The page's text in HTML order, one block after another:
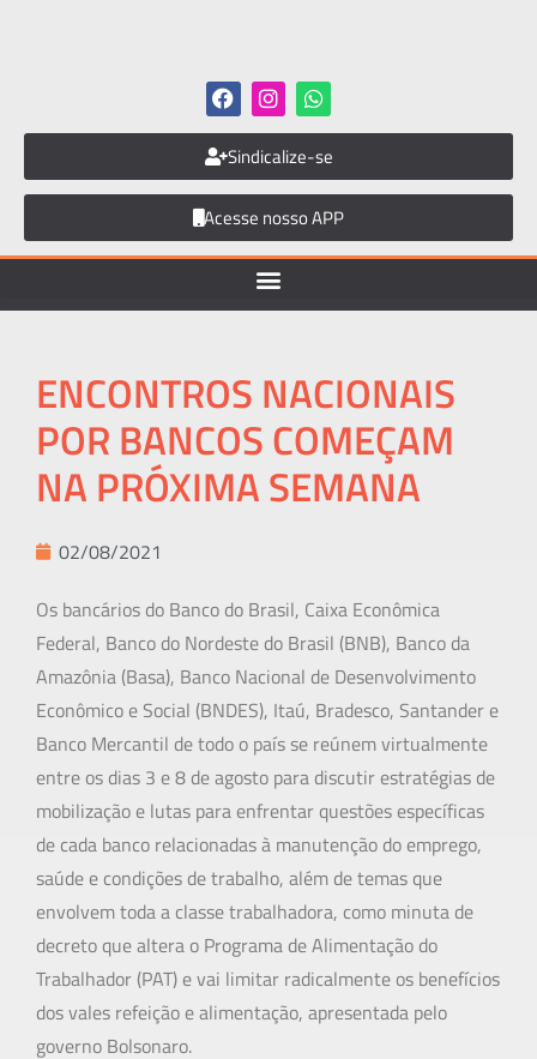
Sindicalize-se
Acesse nosso APP
ENCONTROS NACIONAIS
POR BANCOS COMEÇAM
NA PRÓXIMA SEMANA
02/08/2021
Os bancários do Banco do Brasil, Caixa Econômica
Federal, Banco do Nordeste do Brasil (BNB), Banco da
Amazônia (Basa), Banco Nacional de Desenvolvimento
Econômico e Social (BNDES), Itaú, Bradesco, Santander e
Banco Mercantil de todo o país se reúnem virtualmente
entre os dias 3 e 8 de agosto para discutir estratégias de
mobilização e lutas para enfrentar questões específicas
de cada banco relacionadas à manutenção do emprego,
saúde e condições de trabalho, além de temas que
envolvem toda a classe trabalhadora, como minuta de
decreto que altera o Programa de Alimentação do
Trabalhador (PAT) e vai limitar radicalmente os benefícios
dos vales refeição e alimentação, apresentada pelo
governo Bolsonaro.